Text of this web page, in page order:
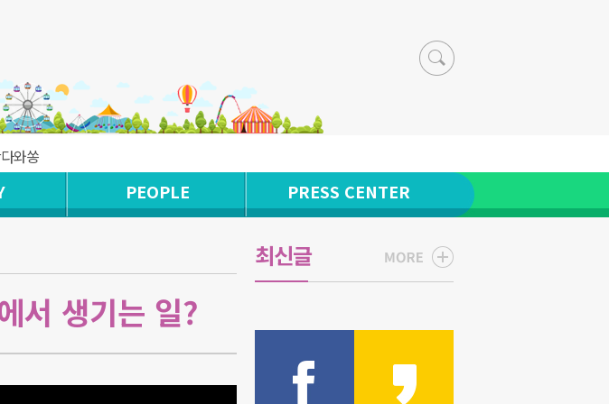
와쏭
PEOPLE PRESS CENTER
서 생기는 일?
최신글